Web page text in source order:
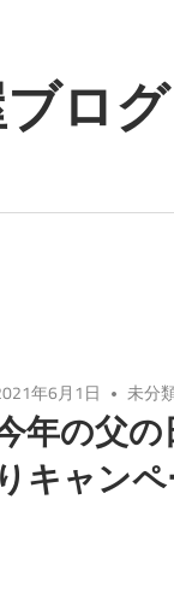
ログ
年6月1日 未分
年の父の
りキャンペ